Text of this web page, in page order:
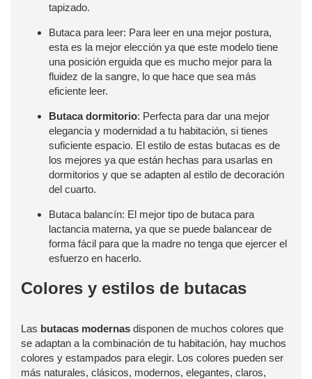
tapizado.
Butaca para leer: Para leer en una mejor postura,
esta es la mejor elección ya que este modelo tiene
una posición erguida que es mucho mejor para la
fluidez de la sangre, lo que hace que sea más
eficiente leer.
Butaca dormitorio: Perfecta para dar una mejor
elegancia y modernidad a tu habitación, si tienes
suficiente espacio. El estilo de estas butacas es de
los mejores ya que están hechas para usarlas en
dormitorios y que se adapten al estilo de decoración
del cuarto.
Butaca balancín: El mejor tipo de butaca para
lactancia materna, ya que se puede balancear de
forma fácil para que la madre no tenga que ejercer el
esfuerzo en hacerlo.
Colores y estilos de butacas
Las butacas modernas disponen de muchos colores que
se adaptan a la combinación de tu habitación, hay muchos
colores y estampados para elegir. Los colores pueden ser
más naturales, clásicos, modernos, elegantes, claros,